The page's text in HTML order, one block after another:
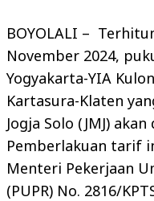
BOYOLALI –
November 2024,
Yogyakarta-YIA
Kartasura-Klaten
Jogja Solo (JMJ)
Pemberlakuan tarif
Menteri Pekerjaan
(PUPR) No. 2816/